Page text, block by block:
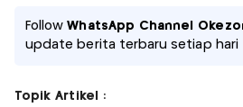
FollowWhatsApp Channel
update berita terbaru setiap hari
Topik Artikel :